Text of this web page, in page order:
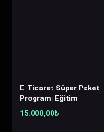
E-Ticaret Süper Paket
Programı Eğitim
15.000,00₺